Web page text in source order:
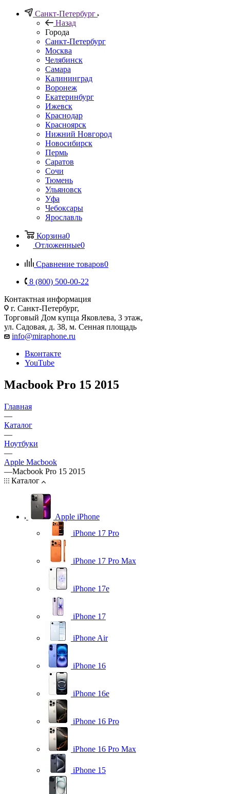
Санкт-Петербург
Назад
Города
Санкт-Петербург
Москва
Челябинск
Самара
Калининград
Воронеж
Екатеринбург
Ижевск
Краснодар
Красноярск
Нижний Новгород
Новосибирск
Пермь
Саратов
Сочи
Тюмень
Ульяновск
Уфа
Чебоксары
Ярославль
Корзина0
Отложенные0
Сравнение товаров0
8 (800) 500-00-22
Контактная информация
г. Санкт-Петербург,
Торговый Дом купца Яковлева, 3 этаж,
ул. Садовая, д. 38, м. Сенная площадь
info@miraphone.ru
Вконтакте
YouTube
Macbook Pro 15 2015
Главная
—
Каталог
—
Ноутбуки
—
Apple Macbook
—Macbook Pro 15 2015
Каталог
Apple iPhone
iPhone 17 Pro
iPhone 17 Pro Max
iPhone 17e
iPhone 17
iPhone Air
iPhone 16
iPhone 16e
iPhone 16 Pro
iPhone 16 Pro Max
iPhone 15